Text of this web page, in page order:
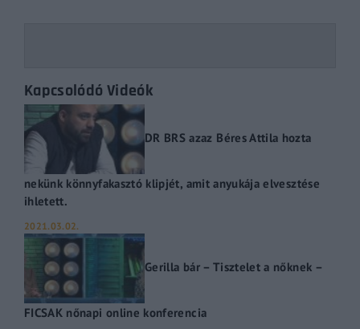
Kapcsolódó Videók
DR BRS azaz Béres Attila hozta
nekünk könnyfakasztó klipjét, amit anyukája elvesztése
ihletett.
2021.03.02.
Gerilla bár – Tisztelet a nőknek –
FICSAK nőnapi online konferencia